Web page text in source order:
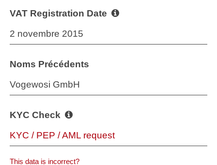
VAT Registration Date
2 novembre 2015
Noms Précédents
Vogewosi GmbH
KYC Check
KYC / PEP / AML request
This data is incorrect?